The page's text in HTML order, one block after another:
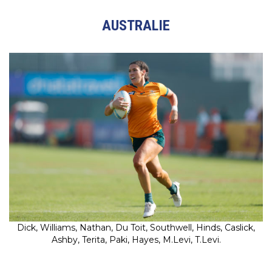
AUSTRALIE
Dick, Williams, Nathan, Du Toit, Southwell, Hinds, Caslick,
Ashby, Terita, Paki, Hayes, M.Levi, T.Levi.